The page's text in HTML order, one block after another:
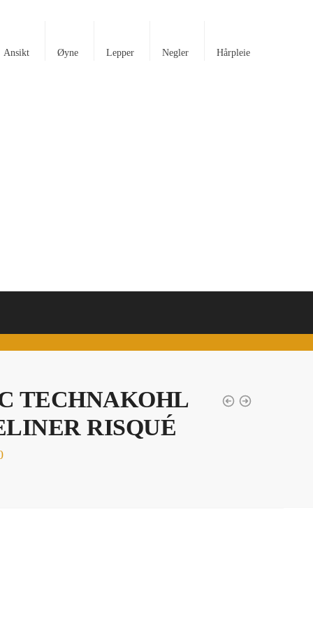
Ansikt Øyne Lepper Negler Hårpleie
TECHNAKOHL
RISQUÉ